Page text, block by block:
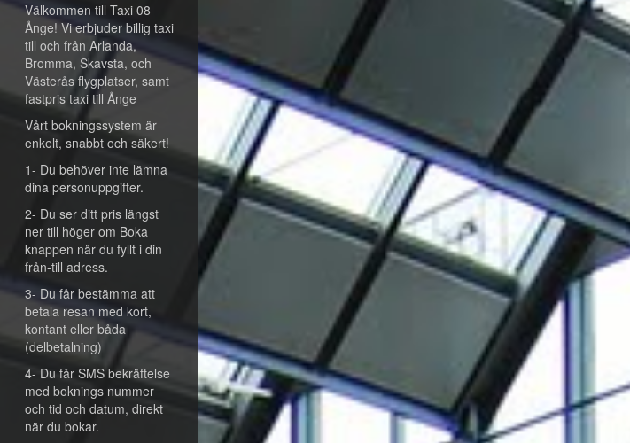
Välkommen till Taxi 08
Ånge! Vi erbjuder billig taxi
till och från Arlanda,
Bromma, Skavsta, och
Västerås flygplatser, samt
fastpris taxi till Ånge
Vårt bokningssystem är
enkelt, snabbt och säkert!
1- Du behöver inte lämna
dina personuppgifter.
2- Du ser ditt pris längst
ner till höger om Boka
knappen när du fyllt i din
från-till adress.
3- Du får bestämma att
betala resan med kort,
kontant eller båda
(delbetalning)
4- Du får SMS bekräftelse
med boknings nummer
och tid och datum, direkt
när du bokar.